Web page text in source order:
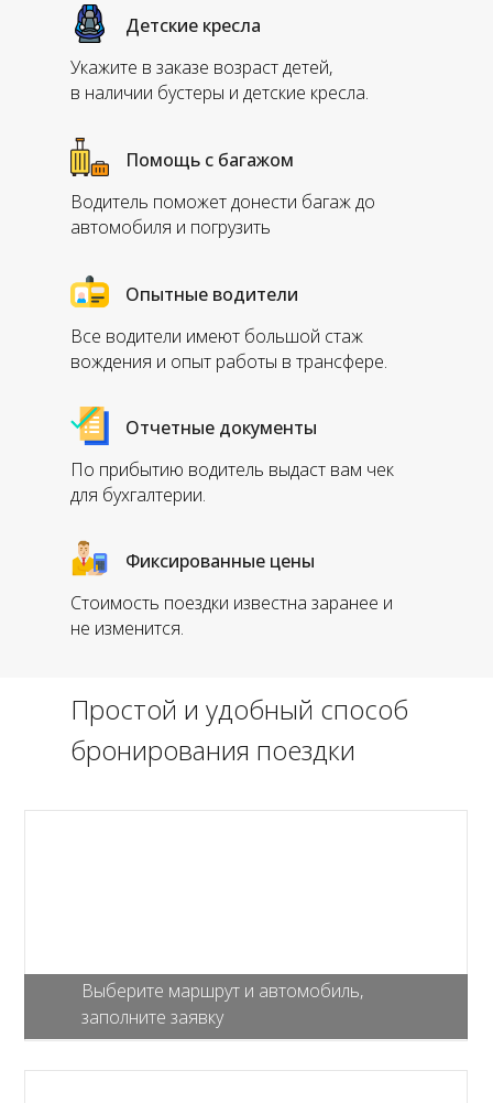
Укажите в заказе возраст детей,
в наличии бустеры и детские кресла.
Водитель поможет донести багаж до
автомобиля и погрузить
Детские кресла
Помощь с багажом
Все водители имеют большой стаж
вождения и опыт работы в трансфере.
По прибытию водитель выдаст вам чек
для бухгалтерии.
Стоимость поездки известна заранее и
не изменится.
Опытные водители
Отчетные документы
Фиксированные цены
Простой и удобный способ
бронирования поездки
Выберите маршрут и автомобиль,
заполните заявку